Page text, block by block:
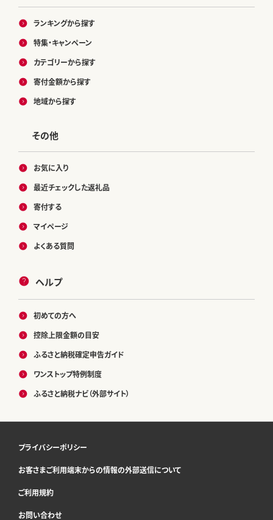
ランキングから探す
特集・キャンペーン
カテゴリーから探す
寄付金額から探す
地域から探す
その他
お気に入り
最近チェックした返礼品
寄付する
マイページ
よくある質問
ヘルプ
初めての方へ
控除上限金額の目安
ふるさと納税確定申告ガイド
ワンストップ特例制度
ふるさと納税ナビ（外部サイト）
プライバシーポリシー
お客さまご利用端末からの情報の外部送信について
ご利用規約
お問い合わせ